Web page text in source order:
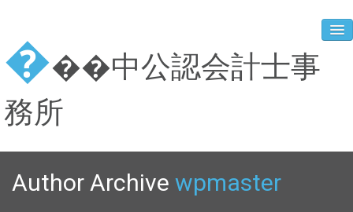
���中公認会計士事
務所
Home
Author Archive wpmaster